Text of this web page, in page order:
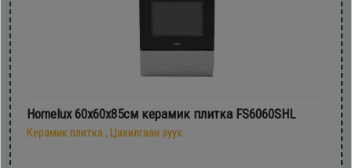
Homelux 60х60х85см керамик плитка FS6060SHL
Керамик плитка , Цахилгаан зуух